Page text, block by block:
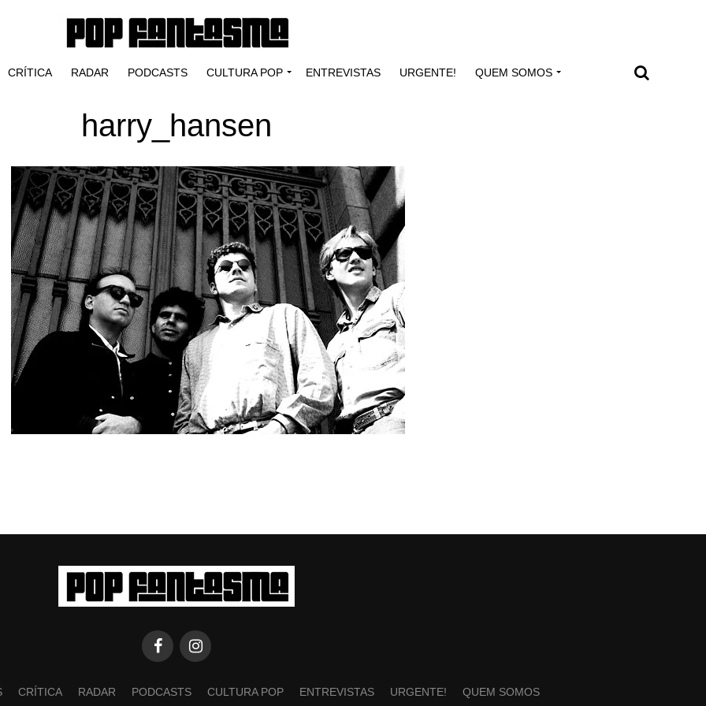
CRÍTICA RADAR PODCASTS CULTURA POP ENTREVISTAS URGENTE! QUEM SOMOS
harry_hansen
CRÍTICA RADAR PODCASTS CULTURA POP ENTREVISTAS URGENTE! QUEM SOMOS